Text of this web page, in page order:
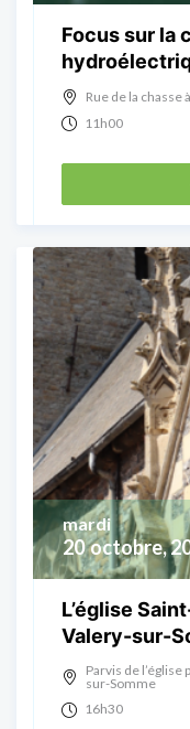
Focus sur la
Rue de la chasse
11h00
20 octobre,
mardi
L’église
Valery-sur-
Parvis de
sur-Somme
16h30